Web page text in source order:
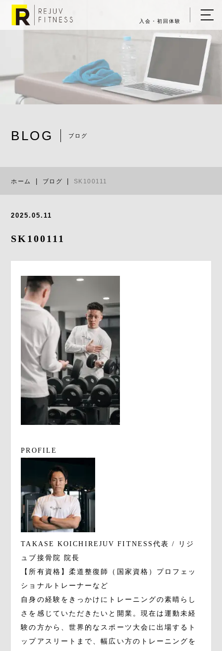
入会・初回体験
BLOG ブログ
ホーム ブログ SK100111
2025.05.11
SK100111
PROFILE
TAKASE KOICHI REJUV FITNESS代表 / リジ
ュブ接骨院 院長
【所有資格】柔道整復師（国家資格）プロフェッ
ショナルトレーナーなど
自身の経験をきっかけにトレーニングの素晴らし
さを感じていただきたいと開業。現在は運動未経
験の方から、世界的なスポーツ大会に出場するト
ップアスリートまで、幅広い方のトレーニングを
ホーム
キャンペーン情報
▼ REJUV FITNESSについて
店舗一覧
058-338-3504
入会・初回体験はこちら